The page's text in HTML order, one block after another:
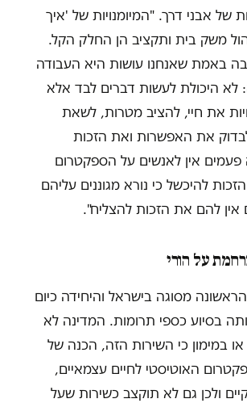
של אבני דרך. "המיומנויות של 'איך
משק בית ותקציב הן החלק הקל.
באמת שאנחנו עושות היא העבודה
לא היכולת לעשות דברים לבד אלא
את חיי, להציב מטרות, לשאת
את האפשרות ואת הזכות
אין לאנשים על הספקטרום
להיכשל כי נורא מגוננים עליהם
אין להם את הזכות להצליח".
על הורי
מסוגה בישראל והיחידה כיום
בסיוע כספי תרומות. המדינה לא
במימון כי השירות הזה, הכנה של
האוטיסטי לחיים עצמאיים,
ולכן גם לא תוקצב כשירות שעל